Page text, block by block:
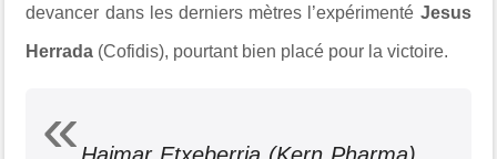
devancer dans les derniers mètres l’expérimenté Jesus
Herrada (Cofidis), pourtant bien placé pour la victoire.